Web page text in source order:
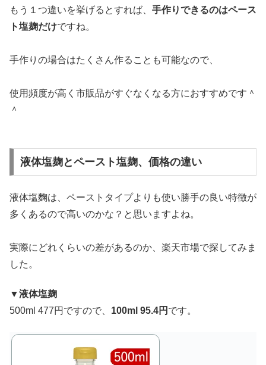
もう１つ違いを挙げるとすれば、 手作りできるのはペース
ト塩麹だけですね。
手作りの場合はたくさん作ることも可能なので、
使用頻度が高く市販品がすぐなくなる方におすすめです＾
＾
液体塩麹とペースト塩麹、価格の違い
液体塩麴は、ペーストタイプよりも使い勝手の良い特徴が
多くあるので高いのかな？と思いますよね。
実際にどれくらいの差があるのか、楽天市場で探してみま
した。
▼液体塩麹
500ml 477円ですので、 100ml 95.4円 です。